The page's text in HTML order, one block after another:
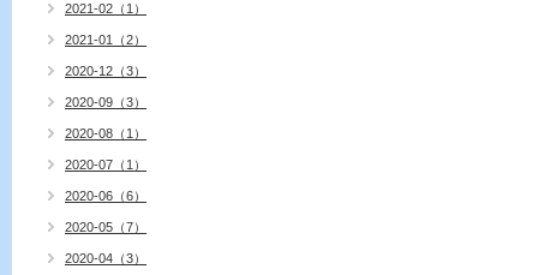
2021-02（1）
2021-01（2）
2020-12（3）
2020-09（3）
2020-08（1）
2020-07（1）
2020-06（6）
2020-05（7）
2020-04（3）